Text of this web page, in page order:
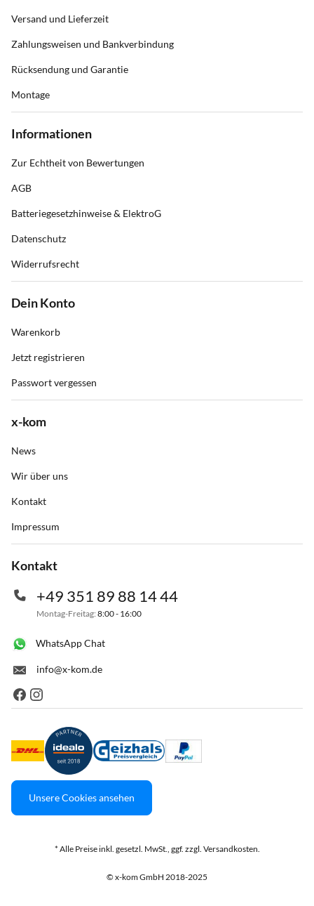
Versand und Lieferzeit
Zahlungsweisen und Bankverbindung
Rücksendung und Garantie
Montage
Informationen
Zur Echtheit von Bewertungen
AGB
Batteriegesetzhinweise & ElektroG
Datenschutz
Widerrufsrecht
Dein Konto
Warenkorb
Jetzt registrieren
Passwort vergessen
x-kom
News
Wir über uns
Kontakt
Impressum
Kontakt
+49 351 89 88 14 44
Montag-Freitag: 8:00 - 16:00
WhatsApp Chat
info@x-kom.de
Unsere Cookies ansehen
© x-kom GmbH 2018-2025
* Alle Preise inkl. gesetzl. MwSt., ggf. zzgl. Versandkosten.